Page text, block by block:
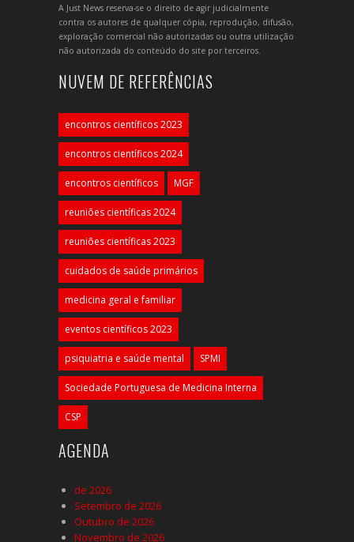
A Just News reserva-se o direito de agir judicialmente
contra os autores de qualquer cópia, reprodução, difusão,
exploração comercial não autorizadas ou outra utilização
não autorizada do conteúdo do site por terceiros.
NUVEM DE REFERÊNCIAS
encontros científicos 2023
encontros científicos 2024
encontros científicos MGF
reuniões científicas 2024
reuniões científicas 2023
cuidados de saúde primários
medicina geral e familiar
eventos científicos 2023
psiquiatria e saúde mental SPMI
Sociedade Portuguesa de Medicina Interna
CSP
AGENDA
de 2026
Setembro de 2026
Outubro de 2026
Novembro de 2026